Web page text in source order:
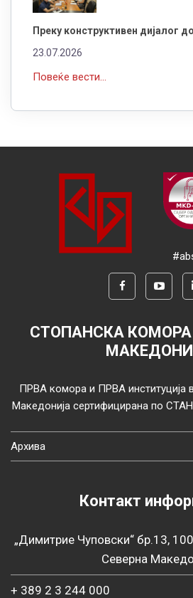
Преку конструктивен дијалог
23.07.2026
Повеќе вести...
СТОПАНСКА КОМОРА
ПРВА комора и ПРВА институција
Македонија сертифицирана по
Архива
Контакт
„Димитрие Чуповски“ бр.13,
Северна
+ 389 2 3 244 000